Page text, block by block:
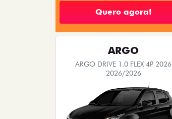
Quero agora!
ARGO
ARGO DRIVE 1.0 FLEX 4P 2026
2026/2026